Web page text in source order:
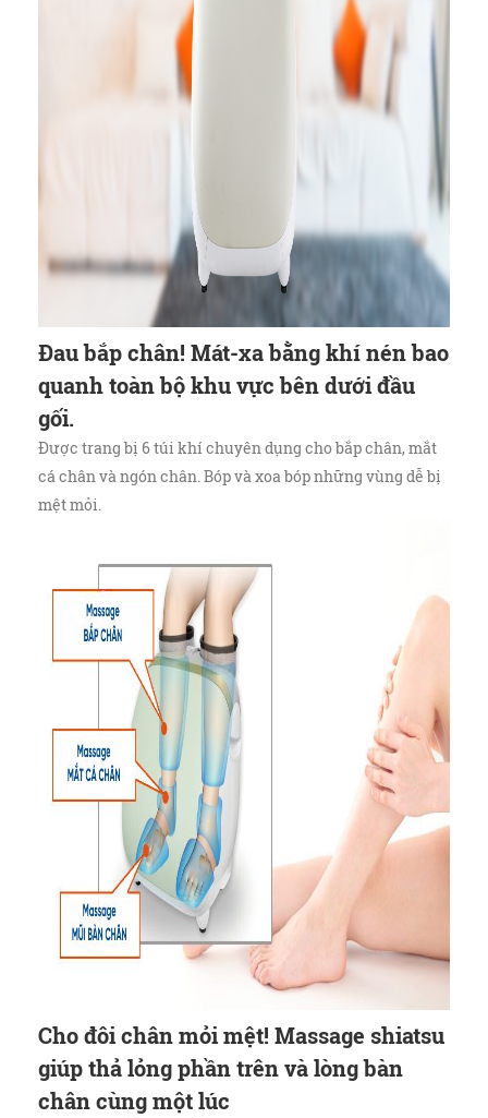
Đau bắp chân! Mát-xa bằng khí nén bao
quanh toàn bộ khu vực bên dưới đầu
gối.
Được trang bị 6 túi khí chuyên dụng cho bắp chân, mắt
cá chân và ngón chân. Bóp và xoa bóp những vùng dễ bị
mệt mỏi.
Cho đôi chân mỏi mệt! Massage shiatsu
giúp thả lỏng phần trên và lòng bàn
chân cùng một lúc